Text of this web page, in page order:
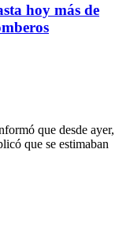
hoy más de
que desde ayer,
que se estimaban